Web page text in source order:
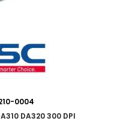
0004
DA320 300 DPI